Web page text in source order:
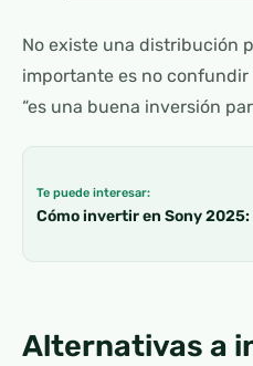
No existe una distribución
importante es no confundir
“es una buena inversión
Te puede interesar:
Cómo invertir en Sony 2025:
Alternativas a